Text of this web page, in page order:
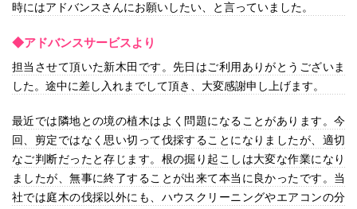
時にはアドバンスさんにお願いしたい、と言っていました。
◆アドバンスサービスより
担当させて頂いた新木田です。先日はご利用ありがとうございま
した。途中に差し入れまでして頂き、大変感謝申し上げます。
最近では隣地との境の植木はよく問題になることがあります。今
回、剪定ではなく思い切って伐採することになりましたが、適切
なご判断だったと存じます。根の掘り起こしは大変な作業になり
ましたが、無事に終了することが出来て本当に良かったです。当
社では庭木の伐採以外にも、ハウスクリーニングやエアコンの分